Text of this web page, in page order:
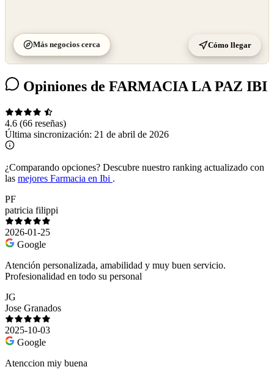
Más negocios cerca Cómo llegar
Opiniones de FARMACIA LA PAZ IBI
4.6 (66 reseñas)
Última sincronización: 21 de abril de 2026
¿Comparando opciones? Descubre nuestro ranking actualizado con
las mejores Farmacia en Ibi .
PF
patricia filippi
2026-01-25
Google
Atención personalizada, amabilidad y muy buen servicio.
Profesionalidad en todo su personal
JG
Jose Granados
2025-10-03
Google
Atenccion miy buena